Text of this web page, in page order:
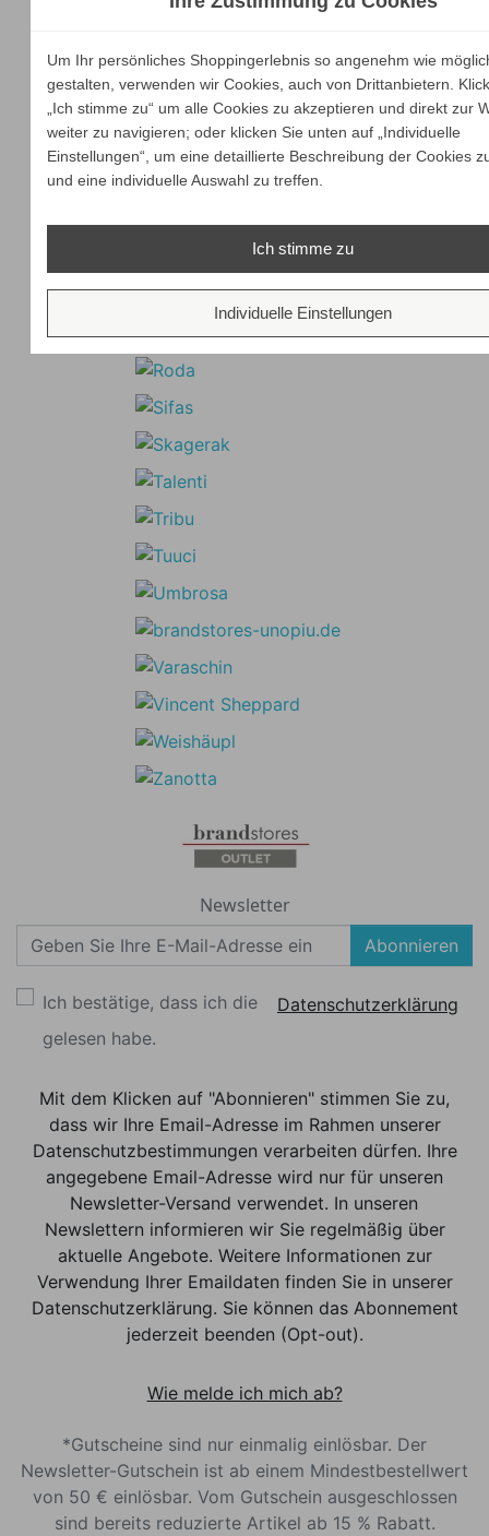
Newsletter
Abonnieren
Ich bestätige, dass ich die
Datenschutzerklärung
gelesen habe.
Mit dem Klicken auf "Abonnieren" stimmen Sie zu,
dass wir Ihre Email-Adresse im Rahmen unserer
Datenschutzbestimmungen verarbeiten dürfen. Ihre
angegebene Email-Adresse wird nur für unseren
Newsletter-Versand verwendet. In unseren
Newslettern informieren wir Sie regelmäßig über
aktuelle Angebote. Weitere Informationen zur
Verwendung Ihrer Emaildaten finden Sie in unserer
Datenschutzerklärung. Sie können das Abonnement
jederzeit beenden (Opt-out).
Wie melde ich mich ab?
*Gutscheine sind nur einmalig einlösbar. Der
Newsletter-Gutschein ist ab einem Mindestbestellwert
von 50 € einlösbar. Vom Gutschein ausgeschlossen
sind bereits reduzierte Artikel ab 15 % Rabatt.
Um Ihr persönliches Shoppingerlebnis so angenehm wie
gestalten, verwenden wir Cookies, auch von Drittanbietern.
„Ich stimme zu“ um alle Cookies zu akzeptieren und direkt zur
weiter zu navigieren; oder klicken Sie unten auf „Individuelle
Einstellungen“, um eine detaillierte Beschreibung der Cookies
und eine individuelle Auswahl zu treffen.
Ich stimme zu
Individuelle Einstellungen